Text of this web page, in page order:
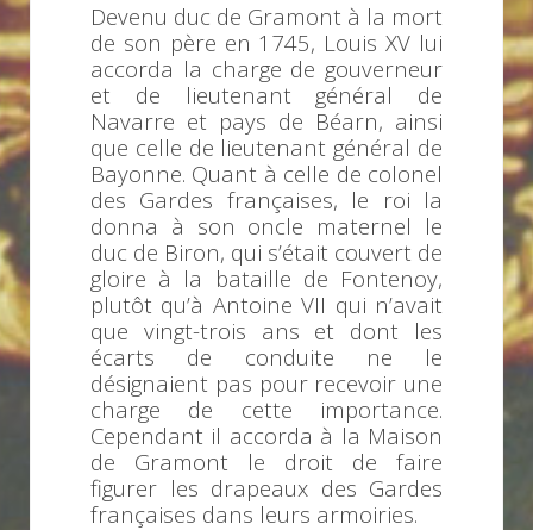
Devenu duc de Gramont à la mort
de son père en 1745, Louis XV lui
accorda la charge de gouverneur
et de lieutenant général de
Navarre et pays de Béarn, ainsi
que celle de lieutenant général de
Bayonne. Quant à celle de colonel
des Gardes françaises, le roi la
donna à son oncle maternel le
duc de Biron, qui s’était couvert de
gloire à la bataille de Fontenoy,
plutôt qu’à Antoine VII qui n’avait
que vingt-trois ans et dont les
écarts de conduite ne le
désignaient pas pour recevoir une
charge de cette importance.
Cependant il accorda à la Maison
de Gramont le droit de faire
figurer les drapeaux des Gardes
françaises dans leurs armoiries.